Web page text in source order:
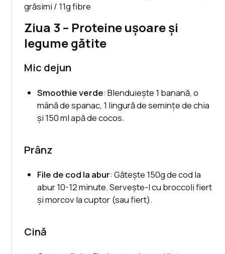
grăsimi / 11g fibre
Ziua 3 – Proteine ușoare și
legume gătite
Mic dejun
Smoothie verde: Blenduiește 1 banană, o
mână de spanac, 1 lingură de semințe de chia
și 150 ml apă de cocos.
Prânz
File de cod la abur: Gătește 150g de cod la
abur 10-12 minute. Servește-l cu broccoli fiert
și morcov la cuptor (sau fiert).
Cină